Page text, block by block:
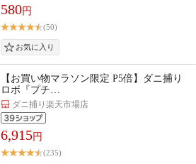
580円
(50)
【お買い物マラソン限定 P5倍】ダニ捕り
ロボ『プチ…
ダニ捕り楽天市場店
6,915円
(235)